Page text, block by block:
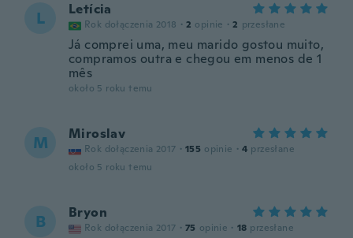
L Letícia
Rok dołączenia 2018 · 2 opinie · 2 przesłane
Já comprei uma, meu marido gostou muito,
compramos outra e chegou em menos de 1
mês
około 5 roku temu
M Miroslav
Rok dołączenia 2017 · 155 opinie · 4 przesłane
około 5 roku temu
B Bryon
Rok dołączenia 2017 · 75 opinie · 18 przesłane